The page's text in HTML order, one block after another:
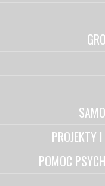
PROJEKTY
POMOC